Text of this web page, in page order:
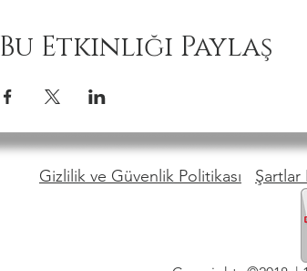
Bu Etkinliği Paylaş
Gizlilik ve Güvenlik Politikası Şartlar